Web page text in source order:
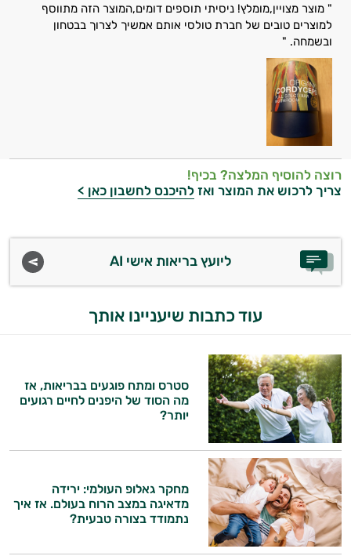
" מוצר מצויין,מומלץ! ניסיתי תוספים דומים,המוצר הזה מתווסף
למוצרים טובים של חברת טולסי אותם אמשיך לצרוך בבטחון
ובשמחה. "
רוצה להוסיף המלצה? בכיף!
צריך לרכוש את המוצר ואז להיכנס לחשבון כאן >
ליועץ בריאות אישי AI
עוד כתבות שיעניינו אותך
סטרס ומתח פוגעים בבריאות, אז
מה הסוד של היפנים לחיים רגועים
יותר?
מחקר גאלופ העולמי: ירידה
מדאיגה במצב הרוח בעולם. אז איך
נתמודד בצורה טבעית?